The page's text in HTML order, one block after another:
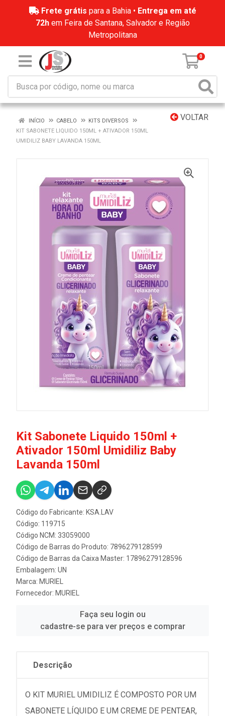
Frete grátis para a Bahia • Entrega em até
72hem Feira de Santana, Salvador e Região
Metropolitana
0
VOLTAR
INÍCIO CABELO
KITS DIVERSOS
KIT SABONETE LIQUIDO 150ML + ATIVADOR 150ML
UMIDILIZ BABY LAVANDA 150ML
Kit Sabonete Liquido 150ml +
Ativador 150ml Umidiliz Baby
Lavanda 150ml
Código do Fabricante: KSA.LAV
Código: 119715
Código NCM: 33059000
Código de Barras do Produto: 7896279128599
Código de Barras da Caixa Master: 17896279128596
Embalagem: UN
Marca: MURIEL
Fornecedor: MURIEL
Faça seu login ou
cadastre-se para ver preços e comprar
Descrição
O KIT MURIEL UMIDILIZ É COMPOSTO POR UM
SABONETE LÍQUIDO E UM CREME DE PENTEAR,